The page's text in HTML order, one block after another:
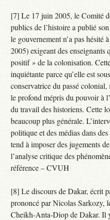
[7] Le 17 juin 2005, le Comité
publics de l’histoire a publié
le gouvernement n’a pas
2005) exigeant des enseignants
positif » de la colonisation.
inquiétante parce qu’elle est
conservatrice du passé
le profond mépris du pouvoir à
du travail des historiens. Cette
beaucoup plus générale.
politique et des médias dans
tend à imposer des jugements
l’analyse critique des
référence – CVUH
[8] Le discours de Dakar, écrit
prononcé par Nicolas Sarkozy,
Cheikh-Anta-Diop de Dakar. Il